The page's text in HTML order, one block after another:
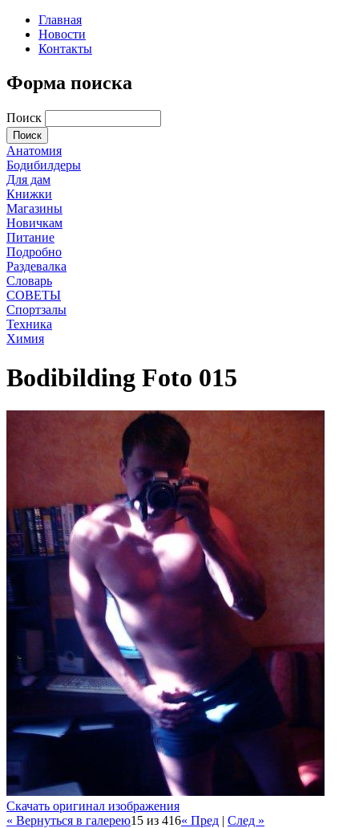
Главная
Новости
Контакты
Форма поиска
Поиск
Анатомия
Бодибилдеры
Для дам
Книжки
Магазины
Новичкам
Питание
Подробно
Раздевалка
Словарь
СОВЕТЫ
Спортзалы
Техника
Химия
Bodibilding Foto 015
Скачать оригинал изображения
« Вернуться в галерею15 из 416« Пред | След »